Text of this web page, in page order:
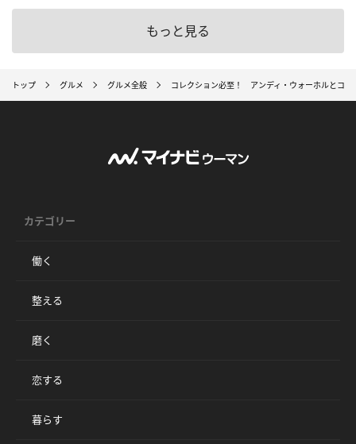
もっと見る
トップ グルメ グルメ全般 コレクション必至！ アンディ・ウォーホルとコ
カテゴリー
働く
整える
磨く
恋する
暮らす